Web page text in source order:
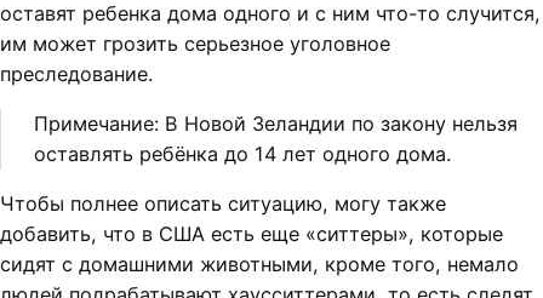
оставят ребенка дома одного и с ним что-то случится,
им может грозить серьезное уголовное
преследование.
Примечание: В Новой Зеландии по закону нельзя
оставлять ребёнка до 14 лет одного дома.
Чтобы полнее описать ситуацию, могу также
добавить, что в США есть еще «ситтеры», которые
сидят с домашними животными, кроме того, немало